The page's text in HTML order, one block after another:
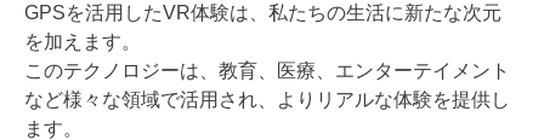
GPSを活用したVR体験は、私たちの生活に新たな次元
を加えます。
このテクノロジーは、教育、医療、エンターテイメント
など様々な領域で活用され、よりリアルな体験を提供し
ます。